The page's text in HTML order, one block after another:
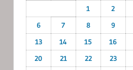
1
2
6
7 8 9
13
14 15 16
20
21 22 23